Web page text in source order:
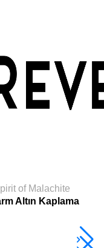
of Malachite
Altın Kaplama